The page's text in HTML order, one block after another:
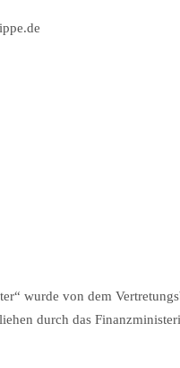
wurde von dem
durch das